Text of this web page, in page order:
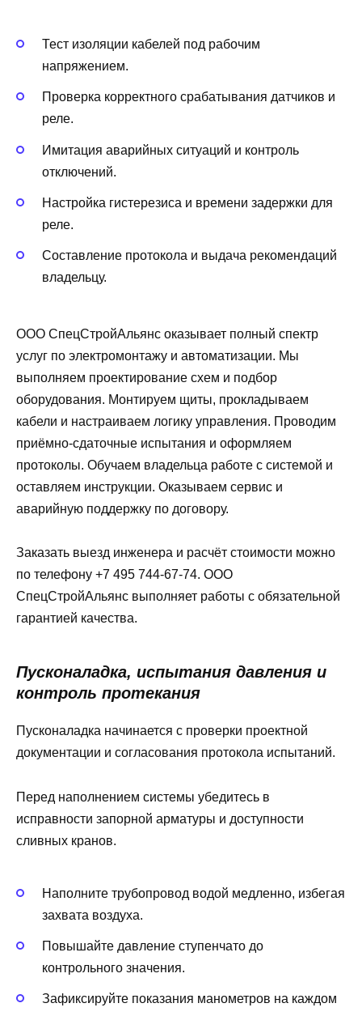
Тест изоляции кабелей под рабочим
напряжением.
Проверка корректного срабатывания датчиков и
реле.
Имитация аварийных ситуаций и контроль
отключений.
Настройка гистерезиса и времени задержки для
реле.
Составление протокола и выдача рекомендаций
владельцу.
ООО СпецСтройАльянс оказывает полный спектр
услуг по электромонтажу и автоматизации. Мы
выполняем проектирование схем и подбор
оборудования. Монтируем щиты, прокладываем
кабели и настраиваем логику управления. Проводим
приёмно-сдаточные испытания и оформляем
протоколы. Обучаем владельца работе с системой и
оставляем инструкции. Оказываем сервис и
аварийную поддержку по договору.
Заказать выезд инженера и расчёт стоимости можно
по телефону +7 495 744-67-74. ООО
СпецСтройАльянс выполняет работы с обязательной
гарантией качества.
Пусконаладка, испытания давления и
контроль протекания
Пусконаладка начинается с проверки проектной
документации и согласования протокола испытаний.
Перед наполнением системы убедитесь в
исправности запорной арматуры и доступности
сливных кранов.
Наполните трубопровод водой медленно, избегая
захвата воздуха.
Повышайте давление ступенчато до
контрольного значения.
Зафиксируйте показания манометров на каждом